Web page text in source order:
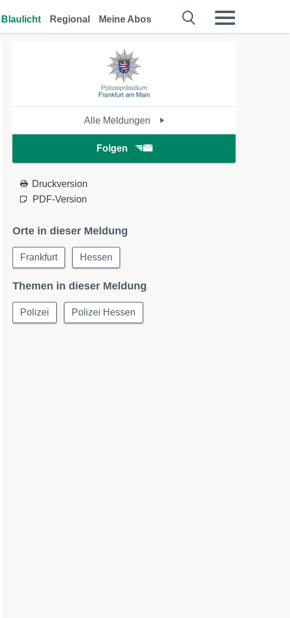
Blaulicht Regional Meine Abos
Alle Meldungen
Folgen
Druckversion
PDF-Version
Orte in dieser Meldung
Frankfurt Hessen
Themen in dieser Meldung
Polizei Polizei Hessen